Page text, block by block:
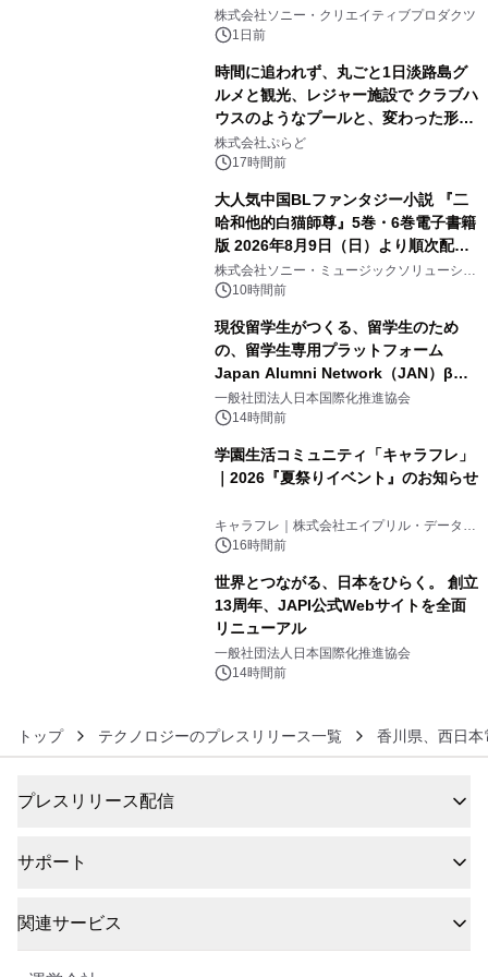
ラボレーション サウナイキタイコラ
ボグッズも発売決定！
株式会社ソニー・クリエイティブプロダクツ
1日前
時間に追われず、丸ごと1日淡路島グ
ルメと観光、レジャー施設で クラブハ
ウスのようなプールと、変わった形の
サウナも 「THE BOXY AWAJI」のお
得な素泊まり連泊プランで
株式会社ぷらど
17時間前
大人気中国BLファンタジー小説 『二
哈和他的白猫師尊』5巻・6巻電子書籍
版 2026年8月9日（日）より順次配信
開始
株式会社ソニー・ミュージックソリューショ
ンズ10時間前
現役留学生がつくる、留学生のため
の、留学生専用プラットフォーム
Japan Alumni Network（JAN）β版
をリリース
一般社団法人日本国際化推進協会
14時間前
学園生活コミュニティ「キャラフレ」
｜2026『夏祭りイベント』のお知らせ
キャラフレ｜株式会社エイプリル・データ・
デザインズ
16時間前
世界とつながる、日本をひらく。 創立
13周年、JAPI公式Webサイトを全面
リニューアル
一般社団法人日本国際化推進協会
14時間前
トップ テクノロジーのプレスリリース一覧 香川県、西日
プレスリリース配信
サポート
関連サービス